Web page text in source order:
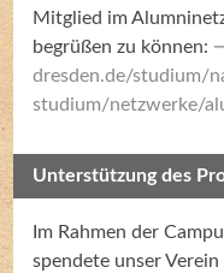
Mitglied im
begrüßen zu können:
dresden.de/studium/
studium/netzwerke/
Unterstützung des
Im Rahmen der
spendete unser